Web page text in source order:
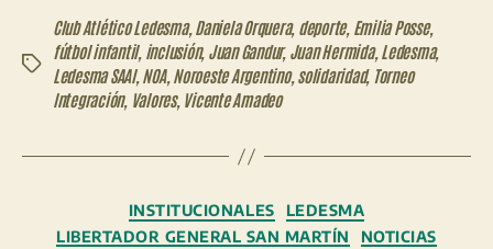
Etiquetas
Club Atlético Ledesma, Daniela Orquera, deporte, Emilia Posse,
fútbol infantil, inclusión, Juan Gandur, Juan Hermida, Ledesma,
Ledesma SAAI, NOA, Noroeste Argentino, solidaridad, Torneo
Integración, Valores, Vicente Amadeo
Categorías
INSTITUCIONALES
LEDESMA
LIBERTADOR GENERAL SAN MARTÍN
NOTICIAS